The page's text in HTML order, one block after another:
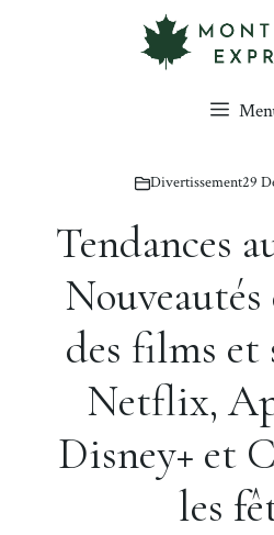
Divertissement29
Tendances
des films et
Netflix,
Disney+ et
les